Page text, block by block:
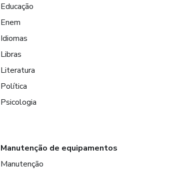
Educação
Enem
Idiomas
Libras
Literatura
Política
Psicologia
Manutenção de equipamentos
Manutenção